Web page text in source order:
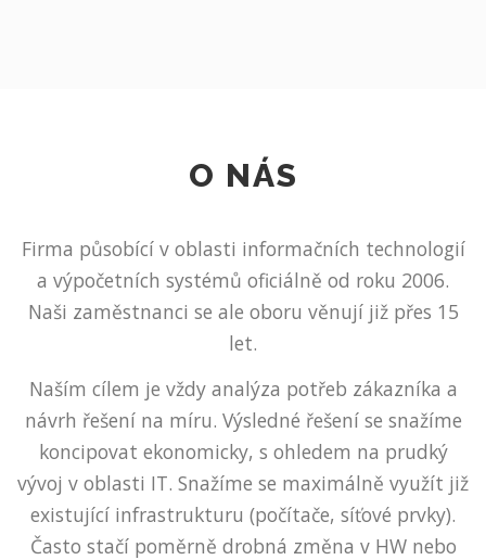
O NÁS
Firma působící v oblasti informačních technologií
a výpočetních systémů oficiálně od roku 2006.
Naši zaměstnanci se ale oboru věnují již přes 15
let.
Naším cílem je vždy analýza potřeb zákazníka a
návrh řešení na míru. Výsledné řešení se snažíme
koncipovat ekonomicky, s ohledem na prudký
vývoj v oblasti IT. Snažíme se maximálně využít již
existující infrastrukturu (počítače, síťové prvky).
Často stačí poměrně drobná změna v HW nebo